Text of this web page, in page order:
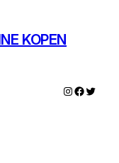
KOPEN
Instagram
Twitter